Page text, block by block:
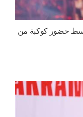
حضور كوكبة من